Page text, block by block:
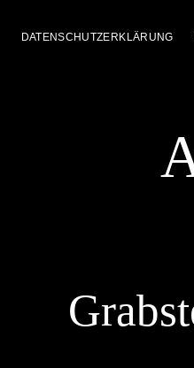
DATENSCHUTZERKLÄRUNG